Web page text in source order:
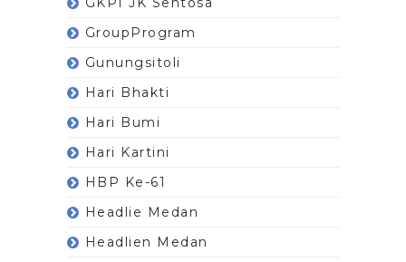
GroupProgram
Gunungsitoli
Hari Bhakti
Hari Bumi
Hari Kartini
HBP Ke-61
Headlie Medan
Headlien Medan